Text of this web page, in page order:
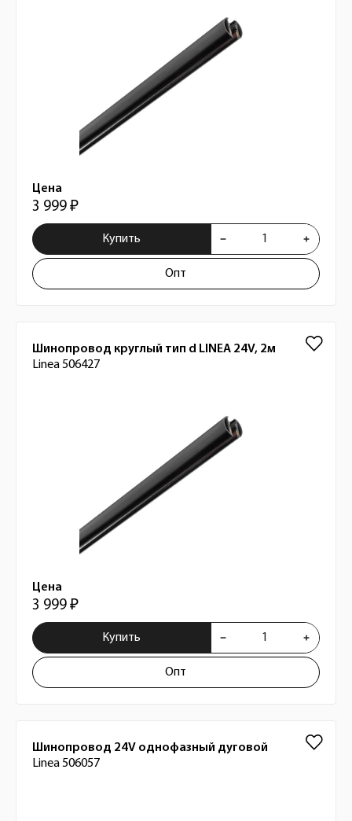
Цена
3 999 ₽
Купить
Опт
Шинопровод круглый тип d LINEA 24V, 2м
Linea 506427
Цена
3 999 ₽
Купить
Опт
Шинопровод 24V однофазный дуговой
Linea 506057